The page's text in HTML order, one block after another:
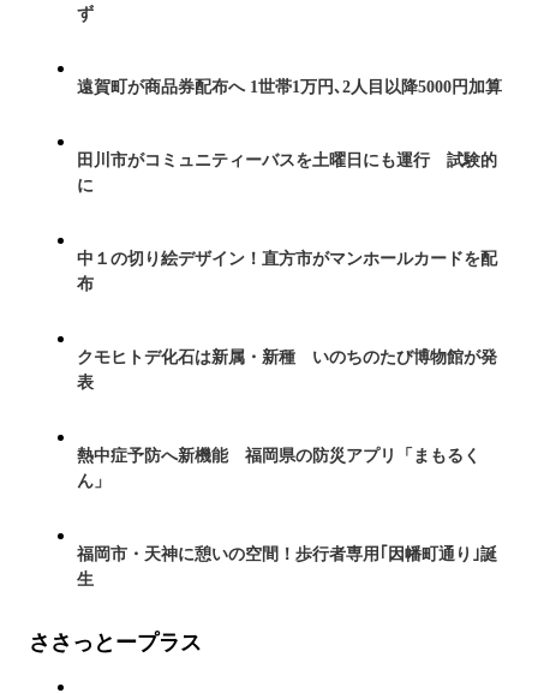
ず
遠賀町が商品券配布へ 1世帯1万円､2人目以降5000円加算
田川市がコミュニティーバスを土曜日にも運行 試験的
に
中１の切り絵デザイン！直方市がマンホールカードを配
布
クモヒトデ化石は新属・新種 いのちのたび博物館が発
表
熱中症予防へ新機能 福岡県の防災アプリ「まもるく
ん」
福岡市・天神に憩いの空間！歩行者専用｢因幡町通り｣誕
生
ささっとープラス